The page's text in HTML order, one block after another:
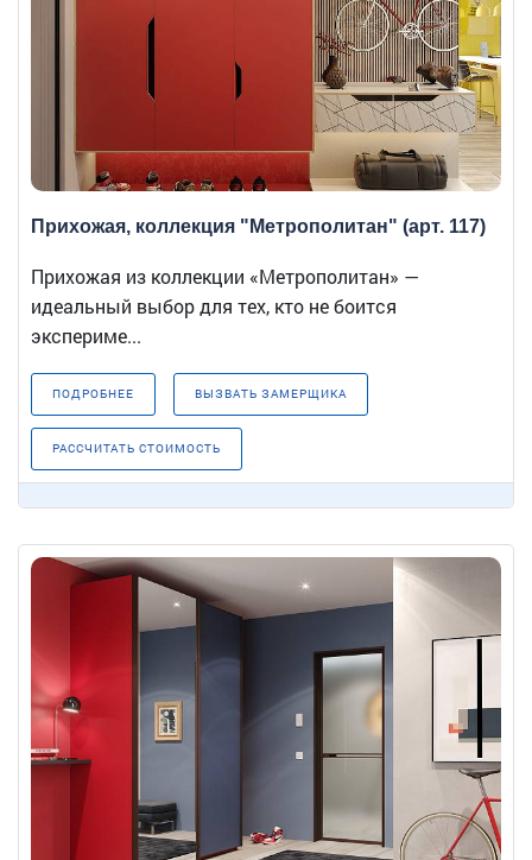
Прихожая, коллекция "Метрополитан" (арт. 117)
Прихожая из коллекции «Метрополитан» —
идеальный выбор для тех, кто не боится
экспериме...
ПОДРОБНЕЕ ВЫЗВАТЬ ЗАМЕРЩИКА
РАССЧИТАТЬ СТОИМОСТЬ